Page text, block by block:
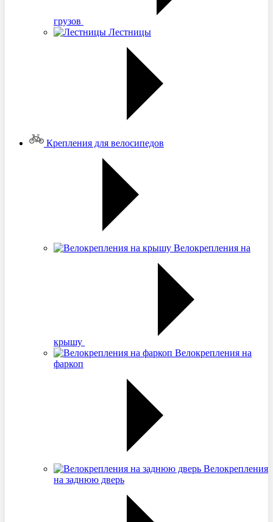
грузов
Лестницы
Крепления для велосипедов
Велокрепления на
крышу
Велокрепления на
фаркоп
Велокрепления
на заднюю дверь